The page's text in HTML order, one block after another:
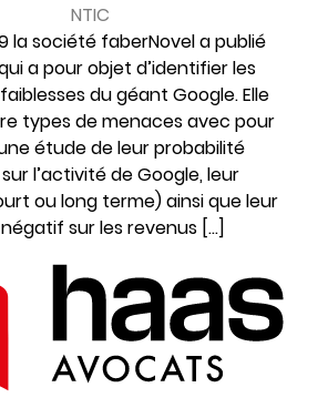
NTIC
la société faberNovel a publié
a pour objet d’identifier les
du géant Google. Elle
types de menaces avec pour
étude de leur probabilité
l’activité de Google, leur
ou long terme) ainsi que leur
sur les revenus […]